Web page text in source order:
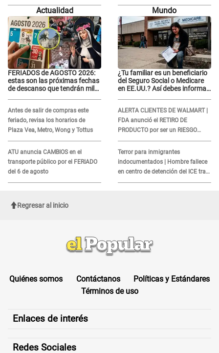
relación con él y otros integrantes
relación con él y otros integrantes
Actualidad
FERIADOS de AGOSTO 2026:
estas son las próximas fechas
de descanso que tendrán miles
Antes de salir de compras este
feriado, revisa los horarios de
Plaza Vea, Metro, Wong y Tottus
ATU anuncia CAMBIOS en el
transporte público por el FERIADO
del 6 de agosto
Mundo
¿Tu familiar es un beneficiario
del Seguro Social o Medicare
en EE.UU.? Así debes informar
ALERTA CLIENTES DE WALMART |
FDA anunció el RETIRO DE
PRODUCTO por ser un RIESGO
MORTAL para consumidores: ¿Cuál
es?
Terror para inmigrantes
indocumentados | Hombre fallece
en centro de detención del ICE tras
sufrir una "emergencia médica"
Regresar al inicio
Quiénes somos Contáctanos
Políticas y Estándares
Términos de uso
Enlaces de interés
Redes Sociales